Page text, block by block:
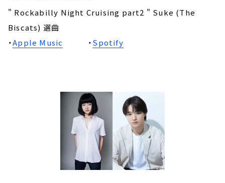
" Rockabilly Night Cruising part2 " Suke (The
Biscats) 選曲
・Apple Music ・Spotify